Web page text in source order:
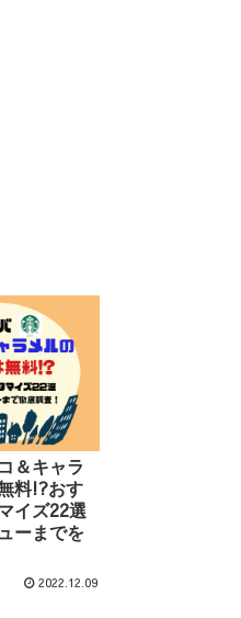
＆キャラ
料!?おす
イズ22選
ーまでを
2022.12.09